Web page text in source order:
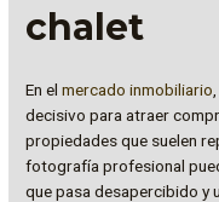
chalet
En elmercado inmobiliario
decisivo para atraer
propiedades que suelen
fotografía profesional
que pasa desapercibido y